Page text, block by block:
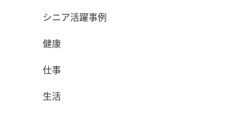
シニア活躍事例
健康
仕事
生活